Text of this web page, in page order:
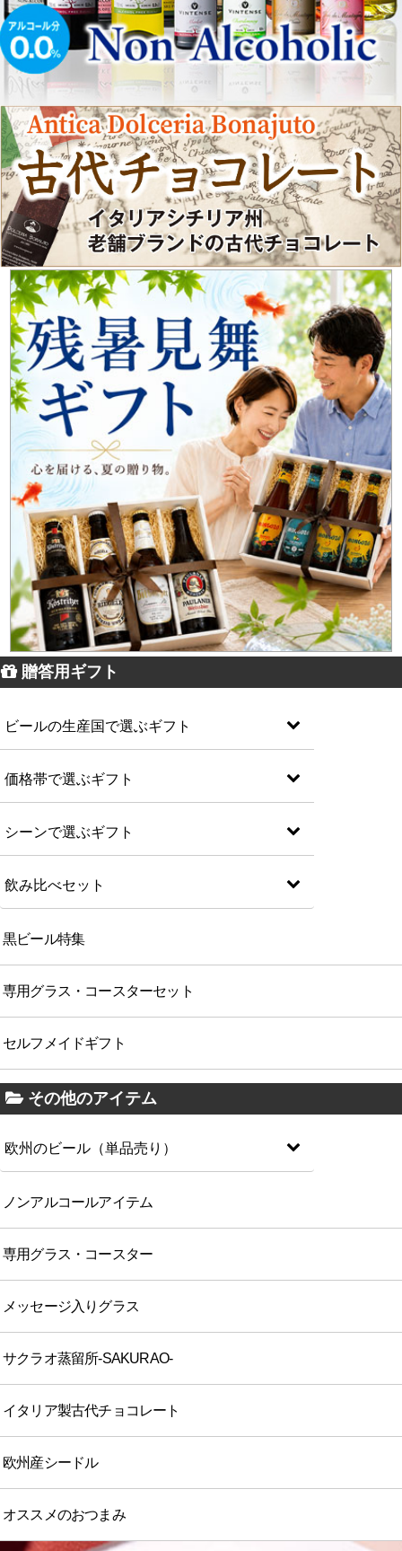
贈答用ギフト
ビールの生産国で選ぶギフト
価格帯で選ぶギフト
シーンで選ぶギフト
飲み比べセット
黒ビール特集
専用グラス・コースターセット
セルフメイドギフト
その他のアイテム
欧州のビール（単品売り）
ノンアルコールアイテム
専用グラス・コースター
メッセージ入りグラス
サクラオ蒸留所-SAKURAO-
イタリア製古代チョコレート
欧州産シードル
オススメのおつまみ